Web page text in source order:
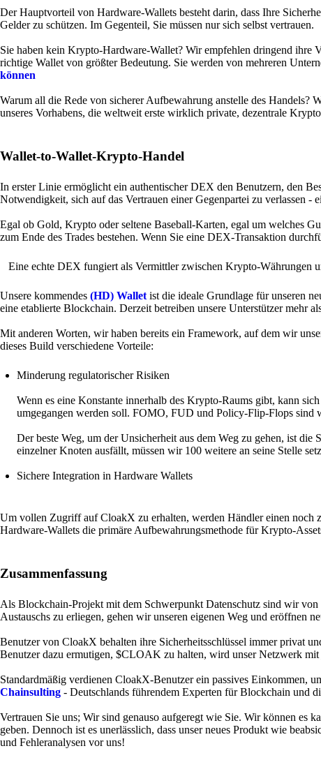
Der Hauptvorteil von Hardware-Wallets besteht darin, dass Ihre
Gelder zu schützen. Im Gegenteil, Sie müssen nur sich selbst vertrauen.
Sie haben kein Krypto-Hardware-Wallet? Wir empfehlen dringend ihre
richtige Wallet von größter Bedeutung. Sie werden von mehreren
können
Warum all die Rede von sicherer Aufbewahrung anstelle des Handels?
unseres Vorhabens, die weltweit erste wirklich private, dezentrale
Wallet-to-Wallet-Krypto-Handel
In erster Linie ermöglicht ein authentischer DEX den Benutzern, den
Notwendigkeit, sich auf das Vertrauen einer Gegenpartei zu verlassen
Egal ob Gold, Krypto oder seltene Baseball-Karten, egal um welches
zum Ende des Trades bestehen. Wenn Sie eine DEX-Transaktion
Eine echte DEX fungiert als Vermittler zwischen Krypto-Währungen
Unsere kommendes (HD) Wallet ist die ideale Grundlage für unseren
eine etablierte Blockchain. Derzeit betreiben unsere Unterstützer mehr
Mit anderen Worten, wir haben bereits ein Framework, auf dem wir
dieses Build verschiedene Vorteile:
Minderung regulatorischer Risiken
Wenn es eine Konstante innerhalb des Krypto-Raums gibt, kann
umgegangen werden soll. FOMO, FUD und Policy-Flip-Flops sind
Der beste Weg, um der Unsicherheit aus dem Weg zu gehen, ist
einzelner Knoten ausfällt, müssen wir 100 weitere an seine Stelle
Sichere Integration in Hardware Wallets
Um vollen Zugriff auf CloakX zu erhalten, werden Händler einen noch
Hardware-Wallets die primäre Aufbewahrungsmethode für Krypto-
Zusammenfassung
Als Blockchain-Projekt mit dem Schwerpunkt Datenschutz sind wir
Austauschs zu erliegen, gehen wir unseren eigenen Weg und eröffnen
Benutzer von CloakX behalten ihre Sicherheitsschlüssel immer privat
Benutzer dazu ermutigen, $CLOAK zu halten, wird unser Netzwerk mit
Standardmäßig verdienen CloakX-Benutzer ein passives Einkommen,
Chainsulting - Deutschlands führendem Experten für Blockchain und
Vertrauen Sie uns; Wir sind genauso aufgeregt wie Sie. Wir können es
geben. Dennoch ist es unerlässlich, dass unser neues Produkt wie
und Fehleranalysen vor uns!